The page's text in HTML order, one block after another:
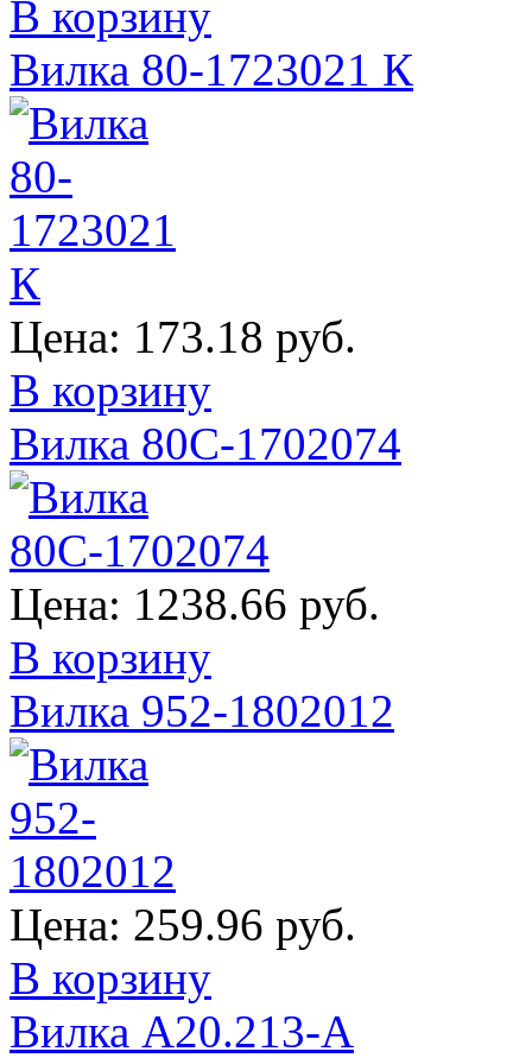
В корзину
Вилка 80-1723021 К
Цена: 173.18 руб.
В корзину
Вилка 80С-1702074
Цена: 1238.66 руб.
В корзину
Вилка 952-1802012
Цена: 259.96 руб.
В корзину
Вилка А20.213-А